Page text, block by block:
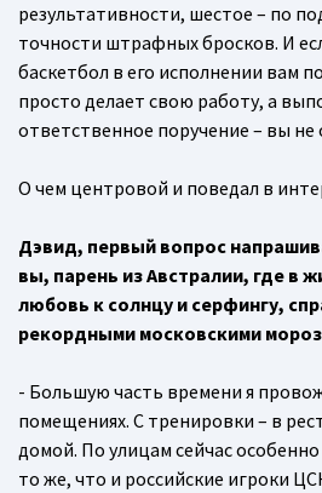
результативности, шестое – по
точности штрафных бросков. И
баскетбол в его исполнении вам
просто делает свою работу, а
ответственное поручение – вы не
О чем центровой и поведал в
Дэвид, первый вопрос
вы, парень из Австралии, где в
любовь к солнцу и серфингу,
рекордными московскими
- Большую часть времени я
помещениях. С тренировки – в
домой. По улицам сейчас
то же, что и российские игроки